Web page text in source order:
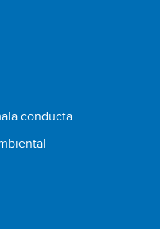
conducta